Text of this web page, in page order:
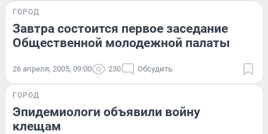
ГОРОД
Завтра состоится первое заседание
Общественной молодежной палаты
26 апреля, 2005, 09:00 230 Обсудить
ГОРОД
Эпидемиологи объявили войну
клещам